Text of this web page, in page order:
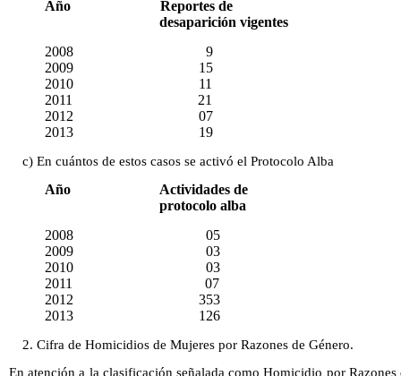
Año Reportes de
desaparición vigentes
2008 9
2009 15
2010 11
2011 21
2012 07
2013 19
c) En cuántos de estos casos se activó el Protocolo Alba
Año Actividades de
protocolo alba
2008 05
2009 03
2010 03
2011 07
2012 353
2013 126
2. Cifra de Homicidios de Mujeres por Razones de Género.
En atención a la clasificación señalada como Homicidio por